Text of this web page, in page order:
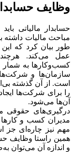
وظایف
حسابدار مالیاتی
مباحث مالیات داشته
طور بیان کرد که
عمل می‌کند. هرچند
کسب‌وکارها به شمار
سازمان‌ها و
است. از آن گذشته
را برای شرکت‌ها
آن‌ها می‌شود.
درگیری‌های حقوقی
مدیران کسب و کارها
مهم نیز چاره‌ای جز
همین راستا وظایف
و اندازه آن می‌توان